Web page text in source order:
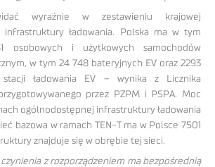
wyraźnie w zestawieniu krajowej
ładowania. Polska ma w tym
osobowych i użytkowych samochodów
w tym 24 748 bateryjnych EV oraz 2293
stacji ładowania EV – wynika z Licznika
przez PZPM i PSPA. Moc
ogólnodostępnej infrastruktury ładowania
bazowa w ramach TEN-T ma w Polsce 7501
znajduje się w obrębie tej sieci.
z rozporządzeniem ma bezpośrednią